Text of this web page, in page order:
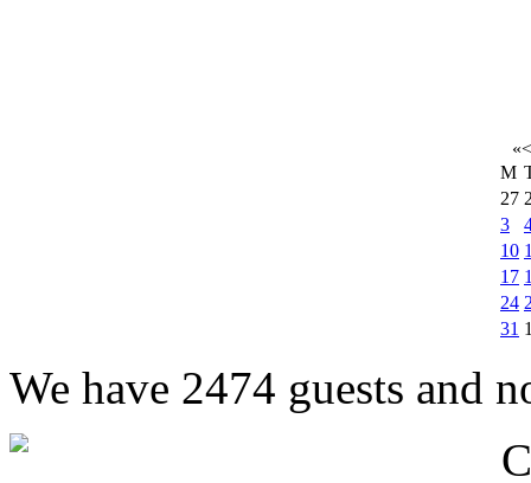
«<
M
27
3
10
17
24
31
We have 2474 guests and